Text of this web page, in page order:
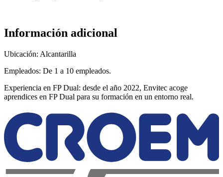
Información adicional
Ubicación: Alcantarilla
Empleados: De 1 a 10 empleados.
Experiencia en FP Dual: desde el año 2022, Envitec acoge
aprendices en FP Dual para su formación en un entorno real.